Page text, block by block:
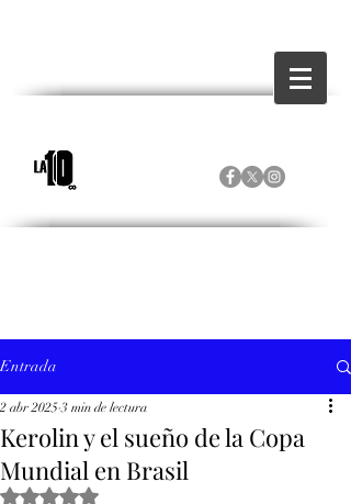
Entrada
Kerolin y el sueño de la Copa
Mundial en Brasil
2 abr 2025 3 min de lectura
Obtuvo NaN de 5 estrellas.